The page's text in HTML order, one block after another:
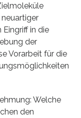
Eingriff in die
der
Vorarbeit für die
Welche
den